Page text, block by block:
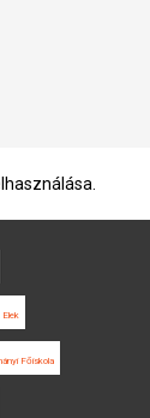
Elek
Főiskola